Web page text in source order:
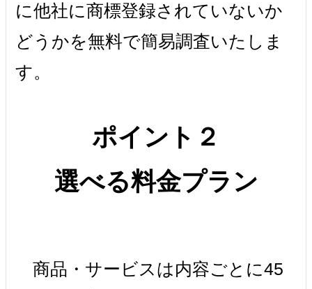
に他社に商標登録されていないか
どうかを無料で簡易調査いたしま
す。
ポイント２
選べる料金プラン
商品・サービスは内容ごとに45